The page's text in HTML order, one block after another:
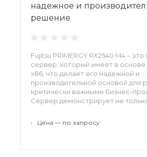
надежное и
решение
Fujitsu PRIMERGY RX2540 M4 –
сервер, который имеет в основе
x86, что делает его надежной и
производительной основой для
критически важными бизнес-
Сервер демонстрирует не
благодаря использованию
• Цена — по запросу